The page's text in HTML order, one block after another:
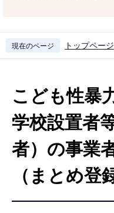
現在のページ トップページ
こども性暴
学校設置者
者）の事業
（まとめ登